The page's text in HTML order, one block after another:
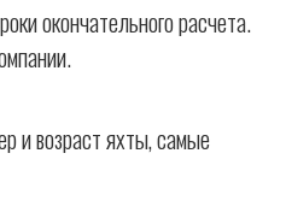
окончательного расчета.
и возраст яхты, самые